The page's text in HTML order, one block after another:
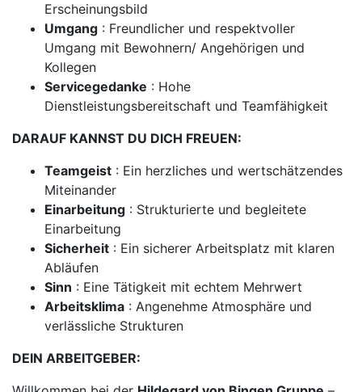
Erscheinungsbild
Umgang : Freundlicher und respektvoller
Umgang mit Bewohnern/ Angehörigen und
Kollegen
Servicegedanke : Hohe
Dienstleistungsbereitschaft und Teamfähigkeit
DARAUF KANNST DU DICH FREUEN:
Teamgeist : Ein herzliches und wertschätzendes
Miteinander
Einarbeitung : Strukturierte und begleitete
Einarbeitung
Sicherheit : Ein sicherer Arbeitsplatz mit klaren
Abläufen
Sinn : Eine Tätigkeit mit echtem Mehrwert
Arbeitsklima : Angenehme Atmosphäre und
verlässliche Strukturen
DEIN ARBEITGEBER: